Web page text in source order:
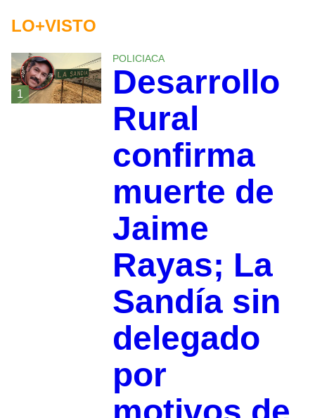
LO+VISTO
1
POLICIACA
Desarrollo
Rural
confirma
muerte de
Jaime
Rayas; La
Sandía sin
delegado
por